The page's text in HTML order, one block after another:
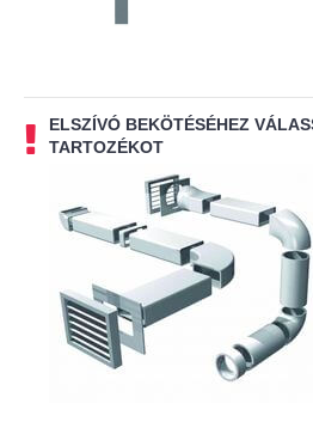
ELSZÍVÓ BEKÖTÉSÉHEZ
TARTOZÉKOT